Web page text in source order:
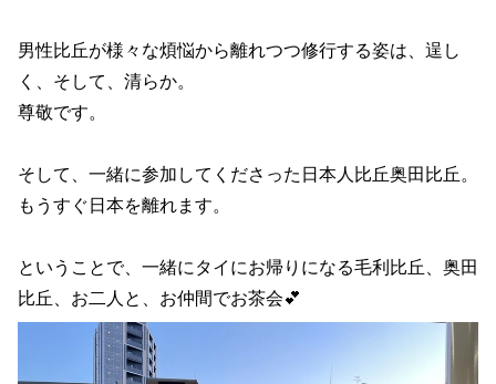
男性比丘が様々な煩悩から離れつつ修行する姿は、逞し
く、そして、清らか。
尊敬です。
そして、一緒に参加してくださった日本人比丘奥田比丘。
もうすぐ日本を離れます。
ということで、一緒にタイにお帰りになる毛利比丘、奥田
比丘、お二人と、お仲間でお茶会💕